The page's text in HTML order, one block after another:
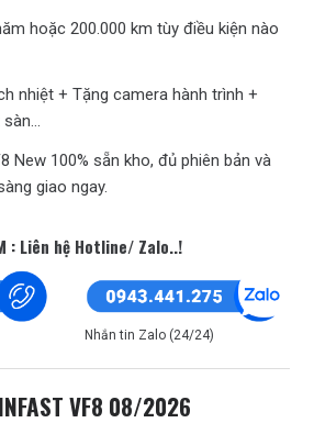
hoặc 200.000 km tùy điều kiện nào
nhiệt + Tặng camera hành trình +
sàn…
New 100% sẵn kho, đủ phiên bản và
giao ngay.
: Liên hệ Hotline/ Zalo..!
Nhắn tin Zalo (24/24)
VF8 08/2026